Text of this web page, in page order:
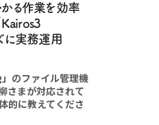
る作業を効率
Kairos3
に実務運用
のファイル管理機
さまが対応されて
的に教えてくださ